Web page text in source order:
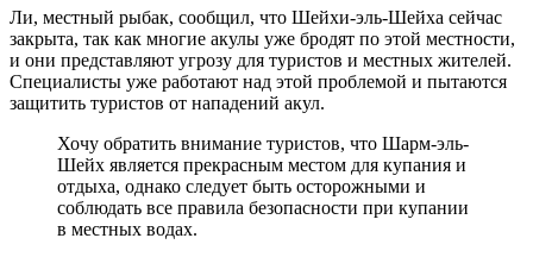
Ли, местный рыбак, сообщил, что Шейхи-эль-Шейха сейчас
закрыта, так как многие акулы уже бродят по этой местности,
и они представляют угрозу для туристов и местных жителей.
Специалисты уже работают над этой проблемой и пытаются
защитить туристов от нападений акул.
Хочу обратить внимание туристов, что Шарм-эль-
Шейх является прекрасным местом для купания и
отдыха, однако следует быть осторожными и
соблюдать все правила безопасности при купании
в местных водах.